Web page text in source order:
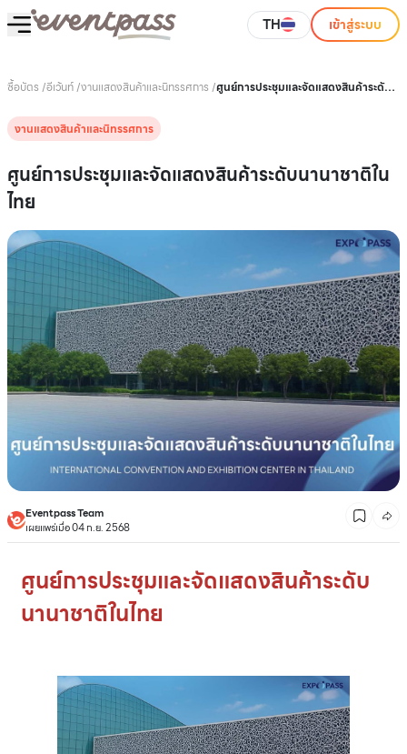
TH เข้าสู่ระบบ
ซื้อบัตร /อีเว้นท์/งานแสดงสินค้าและนิทรรศการ /ศูนย์การประชุมและจัดแสดงสินค้าระดับ
งานแสดงสินค้าและนิทรรศการ
ศูนย์การประชุมและจัดแสดงสินค้าระดับนานาชาติใน
ไทย
Eventpass Team
เผยแพร่เมื่อ 04 ก.ย. 2568
ศูนย์การประชุมและจัดแสดงสินค้าระดับ
นานาชาติในไทย